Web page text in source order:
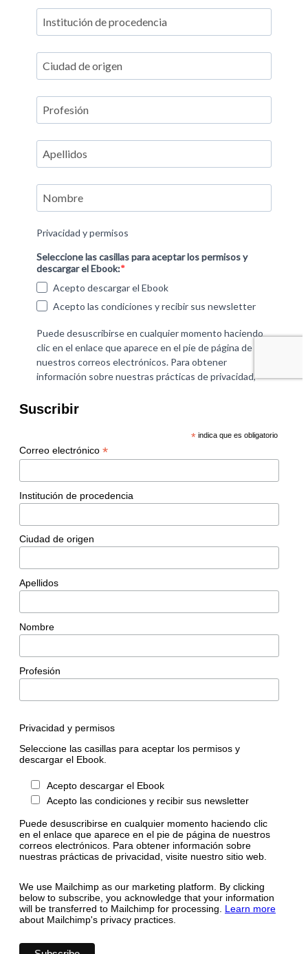
Suscribir
* indica que es obligatorio
Correo electrónico *
Institución de procedencia
Ciudad de origen
Apellidos
Nombre
Profesión
Privacidad y permisos
Seleccione las casillas para aceptar los permisos y
descargar el Ebook.
Acepto descargar el Ebook
Acepto las condiciones y recibir sus newsletter
Puede desuscribirse en cualquier momento haciendo clic
en el enlace que aparece en el pie de página de nuestros
correos electrónicos. Para obtener información sobre
nuestras prácticas de privacidad, visite nuestro sitio web.
We use Mailchimp as our marketing platform. By clicking
below to subscribe, you acknowledge that your information
will be transferred to Mailchimp for processing. Learn more
about Mailchimp's privacy practices.